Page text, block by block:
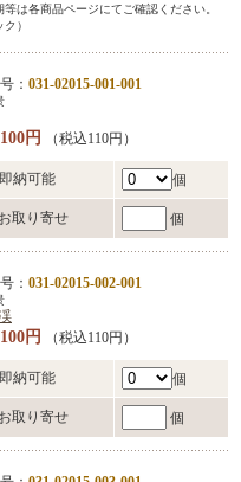
は各商品ページにてご確認ください。
）
： 031-02015-001-001
100円 （税込110円）
納可能 個
取り寄せ 個
： 031-02015-002-001
100円 （税込110円）
納可能 個
取り寄せ 個